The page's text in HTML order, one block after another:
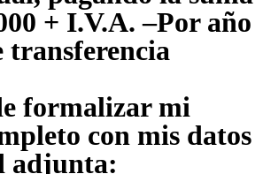
+ I.V.A. –Por año
transferencia
formalizar mi
con mis datos
adjunta: